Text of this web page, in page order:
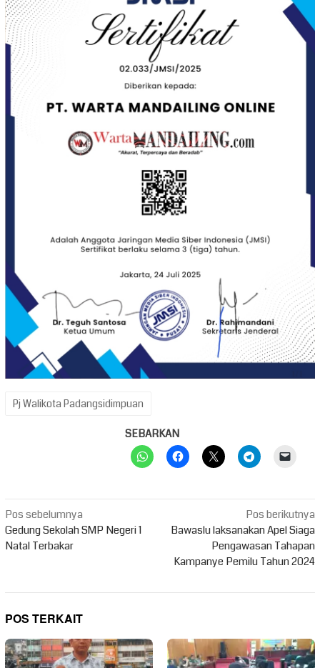
Pj Walikota Padangsidimpuan
SEBARKAN
Navigasi
pos
Pos sebelumnya
Gedung Sekolah SMP Negeri 1
Natal Terbakar
Pos berikutnya
Bawaslu laksanakan Apel Siaga
Pengawasan Tahapan
Kampanye Pemilu Tahun 2024
POS TERKAIT